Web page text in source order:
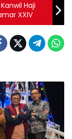
Haji
XXIV